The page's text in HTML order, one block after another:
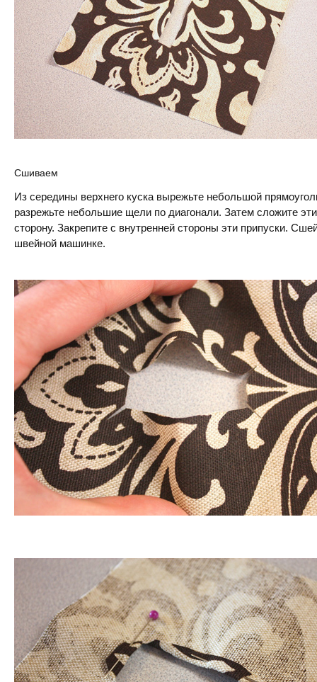
Сшиваем
Из середины верхнего куска вырежьте небольшой
разрежьте небольшие щели по диагонали. Затем сложите
сторону. Закрепите с внутренней стороны эти припуски.
швейной машинке.